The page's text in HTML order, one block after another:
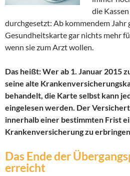
die
durchgesetzt: Ab kommendem Jahr
Gesundheitskarte gar nichts mehr
wenn sie zum Arzt wollen.
Das heißt: Wer ab 1. Januar 2015
seine alte
behandelt, die Karte selbst kann
eingelesen werden. Der
innerhalb einer bestimmten Frist
Krankenversicherung zu
Das Ende der
erreicht